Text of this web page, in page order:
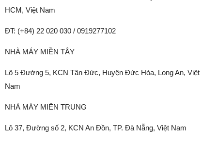
HCM, Việt Nam
ĐT: (+84) 22 020 030 / 0919277102
NHÀ MÁY MIỀN TÂY
Lô 5 Đường 5, KCN Tân Đức, Huyện Đức Hòa, Long An, Việt
Nam
NHÀ MÁY MIỀN TRUNG
Lô 37, Đường số 2, KCN An Đồn, TP. Đà Nẵng, Việt Nam